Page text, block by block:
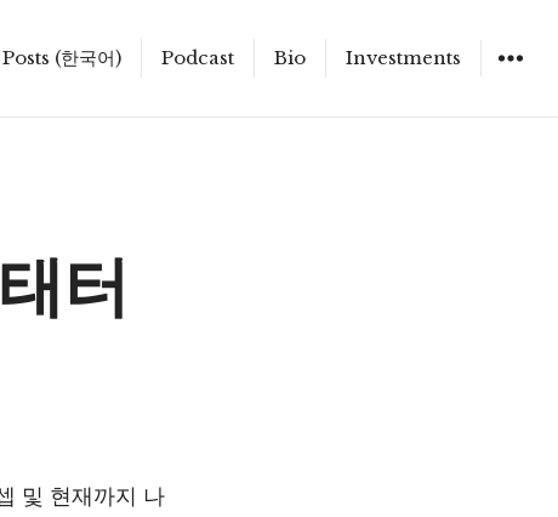
Posts (한국어) Podcast Bio Investments
터
및 현재까지 나